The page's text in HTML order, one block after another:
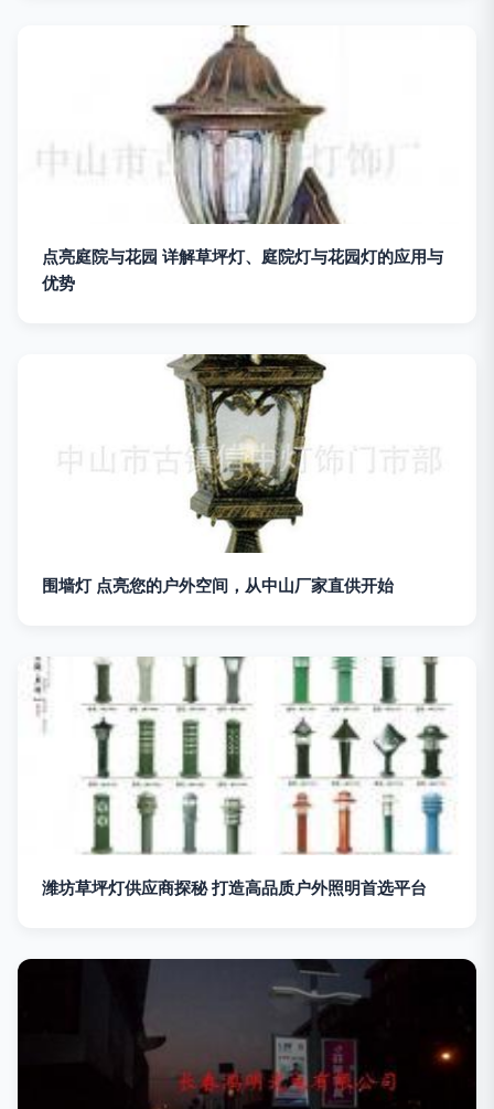
点亮庭院与花园 详解草坪灯、庭院灯与花园灯的应用与
优势
围墙灯 点亮您的户外空间，从中山厂家直供开始
潍坊草坪灯供应商探秘 打造高品质户外照明首选平台